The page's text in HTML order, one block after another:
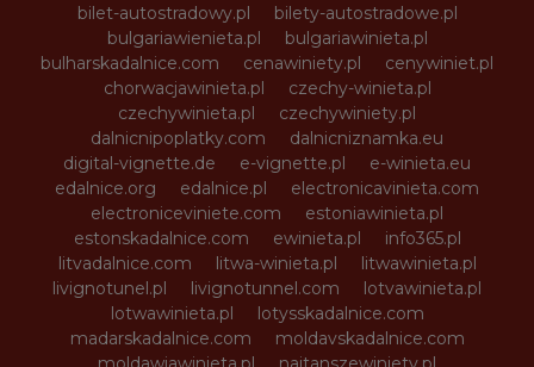
bilet-autostradowy.pl
bilety-autostradowe.pl
bulgariawienieta.pl
bulgariawinieta.pl
bulharskadalnice.com
cenawiniety.pl
cenywiniet.pl
chorwacjawinieta.pl
czechy-winieta.pl
czechywinieta.pl
czechywiniety.pl
dalnicnipoplatky.com
dalnicniznamka.eu
digital-vignette.de
e-vignette.pl
e-winieta.eu
edalnice.org
edalnice.pl
electronicavinieta.com
electroniceviniete.com
estoniawinieta.pl
estonskadalnice.com
ewinieta.pl
info365.pl
litvadalnice.com
litwa-winieta.pl
litwawinieta.pl
livignotunel.pl
livignotunnel.com
lotvawinieta.pl
lotwawinieta.pl
lotysskadalnice.com
madarskadalnice.com
moldavskadalnice.com